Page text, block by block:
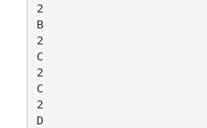
2
B
2
C
2
C
2
D